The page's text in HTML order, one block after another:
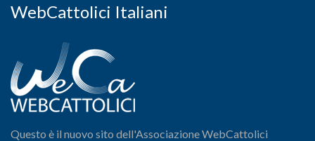
WebCattolici Italiani
Questo è il nuovo sito dell'Associazione WebCattolici